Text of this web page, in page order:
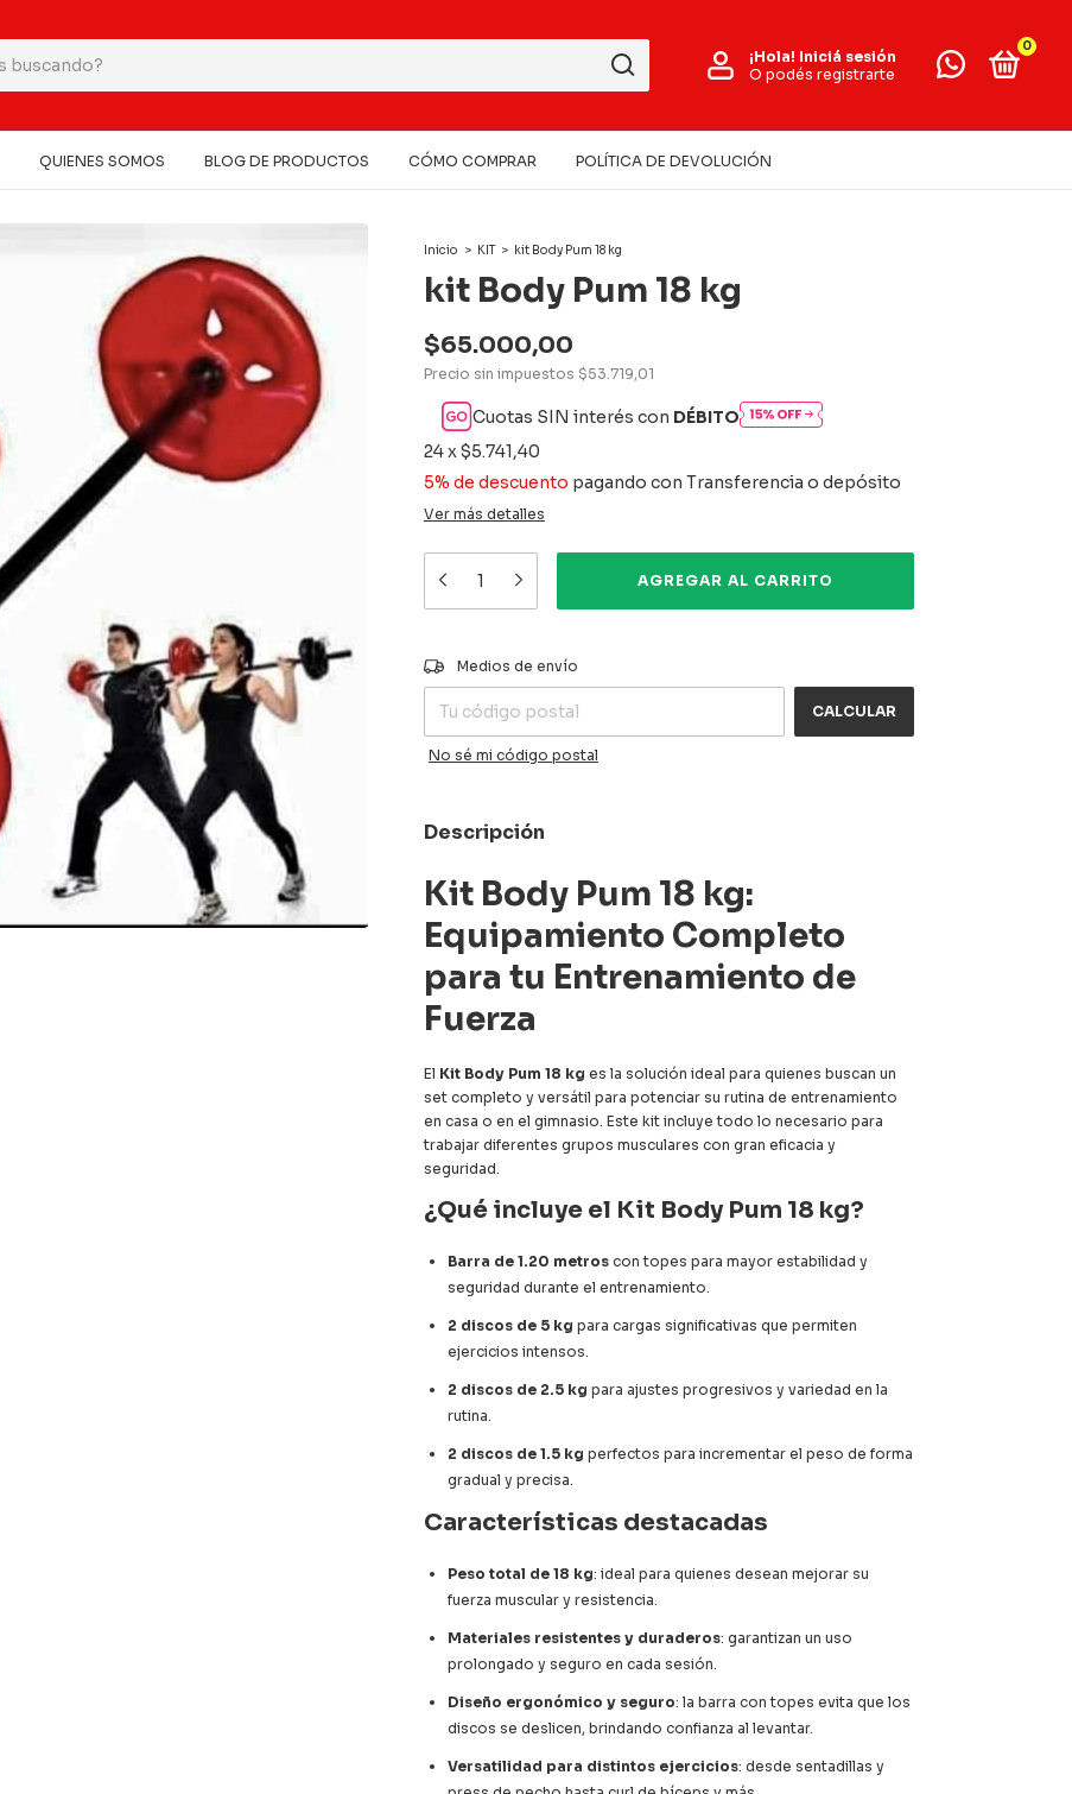
¡Hola! Iniciá sesión
O podés registrarte
0
QUIENES SOMOS BLOG DE PRODUCTOS CÓMO COMPRAR POLÍTICA DE DEVOLUCIÓN
Inicio > KIT > kit Body Pum 18 kg
kit Body Pum 18 kg
$65.000,00
Precio sin impuestos $53.719,01
Cuotas SIN interés con DÉBITO
24x$5.741,40
5% de descuento pagando con Transferencia o depósito
Ver más detalles
Entregas para el CP:
Medios de envío
CALCULAR
No sé mi código postal
Descripción
Kit Body Pum 18 kg:
Equipamiento Completo
para tu Entrenamiento de
Fuerza
El Kit Body Pum 18 kg es la solución ideal para quienes buscan un
set completo y versátil para potenciar su rutina de entrenamiento
en casa o en el gimnasio. Este kit incluye todo lo necesario para
trabajar diferentes grupos musculares con gran eficacia y
seguridad.
¿Qué incluye el Kit Body Pum 18 kg?
Barra de 1.20 metros con topes para mayor estabilidad y
seguridad durante el entrenamiento.
2 discos de 5 kg para cargas significativas que permiten
ejercicios intensos.
2 discos de 2.5 kg para ajustes progresivos y variedad en la
rutina.
2 discos de 1.5 kg perfectos para incrementar el peso de forma
gradual y precisa.
Características destacadas
Peso total de 18 kg: ideal para quienes desean mejorar su
fuerza muscular y resistencia.
Materiales resistentes y duraderos: garantizan un uso
prolongado y seguro en cada sesión.
Diseño ergonómico y seguro: la barra con topes evita que los
discos se deslicen, brindando confianza al levantar.
Versatilidad para distintos ejercicios: desde sentadillas y